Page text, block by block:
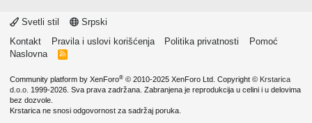
Svetli stil
Srpski
Kontakt
Pravila i uslovi korišćenja Politika privatnosti
Pomoć
Naslovna
R
Community platform by XenForo® © 2010-2025 XenForo Ltd. Copyright © Krstarica
d.o.o. 1999-2026. Sva prava zadržana. Zabranjena je reprodukcija u celini i u delovima
bez dozvole.
Krstarica ne snosi odgovornost za sadržaj poruka.